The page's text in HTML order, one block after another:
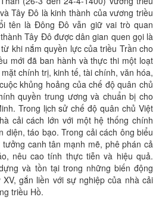
Tây Đô là kinh thành của vương triều
tên là Đông Đô vẫn giữ vai trò quan
Tây Đô được dân gian quen gọi là
khi nắm quyền lực của triều Trần cho
mới đã ban hành và thực thi một loạt
chính trị, kinh tế, tài chính, văn hóa,
khủng hoảng của chế độ quân chủ
quyền trung ương và chuẩn bị cho
Trong lịch sử chế độ quân chủ Việt
cải cách lớn với một hệ thống chính
diện, táo bạo. Trong cải cách ông biểu
canh tân mạnh mẽ, phê phán cả
nêu cao tính thực tiễn và hiệu quả.
và tồn tại trong những biến động
gắn liền với sự nghiệp của nhà cải
triều Hồ.